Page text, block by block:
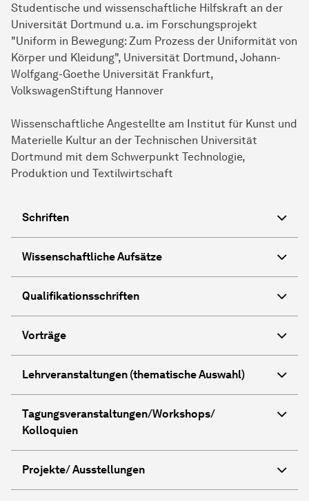
Studentische und wissenschaftliche Hilfskraft an der
Universität Dortmund u.a. im Forschungsprojekt
"Uniform in Bewegung: Zum Prozess der Uniformität von
Körper und Kleidung", Universität Dortmund, Johann-
Wolfgang-Goethe Universität Frankfurt,
VolkswagenStiftung Hannover
Wissenschaftliche Angestellte am Institut für Kunst und
Materielle Kultur an der Technischen Universität
Dortmund mit dem Schwerpunkt Technologie,
Produktion und Textilwirtschaft
Schriften
Wissenschaftliche Aufsätze
Qualifikationsschriften
Vorträge
Lehrveranstaltungen (thematische Auswahl)
Tagungsveranstaltungen/Workshops/
Kolloquien
Projekte/ Ausstellungen